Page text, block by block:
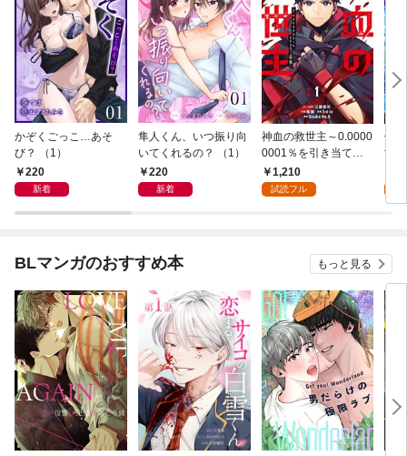
かぞくごっこ…あそ
び？ （1）
220
新着
隼人くん、いつ振り向
いてくれるの？ （1）
220
新着
神血の救世主～0.0000
0001％を引き当て最
強へ～【電子書籍特典
付】（１）
1,210
試読フル
俺
世
（
BLマンガのおすすめ本 もっと見る